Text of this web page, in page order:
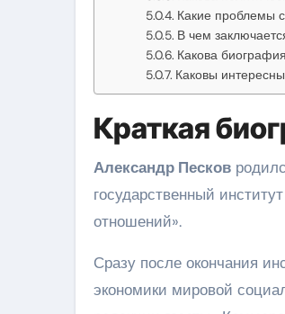
Какие проблемы
В чем
Какова
Каковы
Краткая
Александр Песков
государственный
отношений».
Сразу после окончания
экономики мировой